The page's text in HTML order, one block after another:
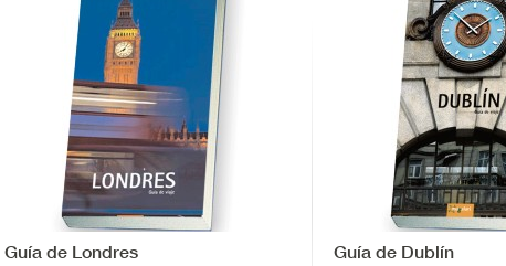
Guía de Londres Guía de Dublín